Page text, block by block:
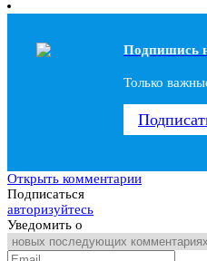
Подпишись
Только
Открыть комментарии
Подписаться
авторизуйтесь
Уведомить о